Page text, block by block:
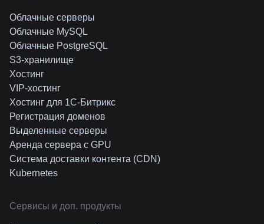
Облачные серверы
Облачные MySQL
Облачные PostgreSQL
S3-хранилище
Хостинг
VIP-хостинг
Хостинг для 1C-Битрикс
Регистрация доменов
Выделенные серверы
Аренда сервера с GPU
Система доставки контента (CDN)
Kubernetes
Cервисы и доп. продукты